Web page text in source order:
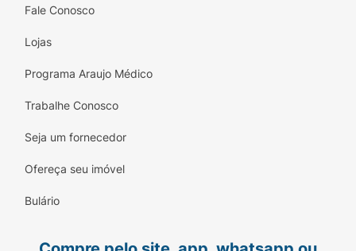
Fale Conosco
Lojas
Programa Araujo Médico
Trabalhe Conosco
Seja um fornecedor
Ofereça seu imóvel
Bulário